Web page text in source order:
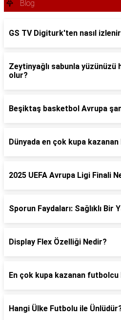
Blog
GS TV Digiturk'ten nasıl
Zeytinyağlı sabunla yüzünüzü
olur?
Beşiktaş basketbol Avrupa
Dünyada en çok kupa kazanan
2025 UEFA Avrupa Ligi Finali
Sporun Faydaları: Sağlıklı Bir
Display Flex Özelliği Nedir?
En çok kupa kazanan futbolcu
Hangi Ülke Futbolu ile